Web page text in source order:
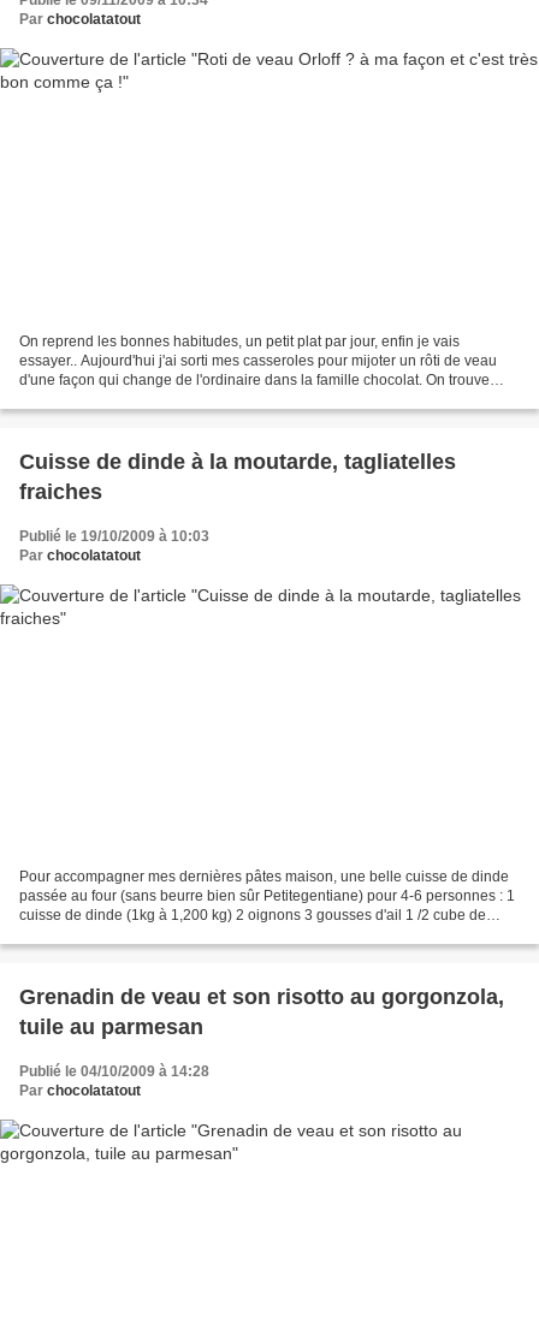
Par chocolatatout
On reprend les bonnes habitudes, un petit plat par jour, enfin je vais
essayer.. Aujourd'hui j'ai sorti mes casseroles pour mijoter un rôti de veau
d'une façon qui change de l'ordinaire dans la famille chocolat. On trouve
Cuisse de dinde à la moutarde, tagliatelles
fraiches
Publié le 19/10/2009 à 10:03
Par chocolatatout
Pour accompagner mes dernières pâtes maison, une belle cuisse de dinde
passée au four (sans beurre bien sûr Petitegentiane) pour 4-6 personnes : 1
cuisse de dinde (1kg à 1,200 kg) 2 oignons 3 gousses d'ail 1 /2 cube de
Grenadin de veau et son risotto au gorgonzola,
tuile au parmesan
Publié le 04/10/2009 à 14:28
Par chocolatatout